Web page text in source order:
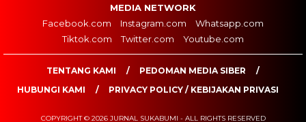
MEDIA NETWORK
Facebook.com
Instagram.com
Whatsapp.com
Tiktok.com
Twitter.com Youtube.com
TENTANG KAMI
PEDOMAN MEDIA SIBER
HUBUNGI KAMI
PRIVACY POLICY / KEBIJAKAN PRIVASI
COPYRIGHT © 2026 JURNAL SUKABUMI - ALL RIGHTS RESERVED